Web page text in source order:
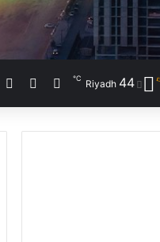
Riyadh 44
℃ تسجيل